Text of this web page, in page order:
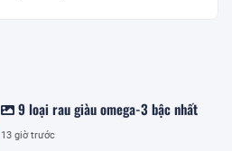
9 loại rau giàu omega-3 bậc nhất
13 giờ trước